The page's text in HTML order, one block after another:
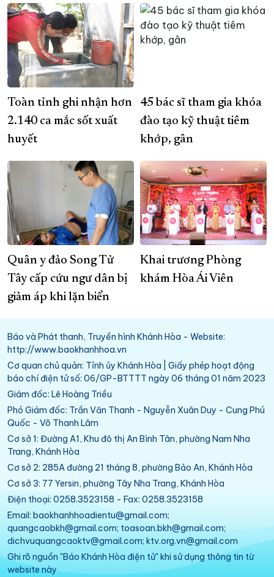
Toàn tỉnh ghi nhận hơn
2.140 ca mắc sốt xuất
huyết
45 bác sĩ tham gia khóa
đào tạo kỹ thuật tiêm
khớp, gân
Quân y đảo Song Tử
Tây cấp cứu ngư dân bị
giảm áp khi lặn biển
Khai trương Phòng
khám Hòa Ái Viên
Báo và Phát thanh, Truyền hình Khánh Hòa - Website:
http://www.baokhanhhoa.vn
Cơ quan chủ quản: Tỉnh ủy Khánh Hòa | Giấy phép hoạt động
báo chí điện tử số: 06/GP-BTTTT ngày 06 tháng 01 năm 2023
Giám đốc: Lê Hoàng Triều
Phó Giám đốc: Trần Văn Thanh - Nguyễn Xuân Duy - Cung Phú
Quốc - Võ Thanh Lâm
Cơ sở 1: Đường A1, Khu đô thị An Bình Tân, phường Nam Nha
Trang, Khánh Hòa
Cơ sở 2: 285A đường 21 tháng 8, phường Bảo An, Khánh Hòa
Cơ sở 3: 77 Yersin, phường Tây Nha Trang, Khánh Hòa
Điện thoại: 0258.3523158 - Fax: 0258.3523158
Email: baokhanhhoadientu@gmail.com;
quangcaobkh@gmail.com; toasoan.bkh@gmail.com;
dichvuquangcaoktv@gmail.com; ktv.org.vn@gmail.com
Ghi rõ nguồn "Báo Khánh Hòa điện tử" khi sử dụng thông tin từ
website này